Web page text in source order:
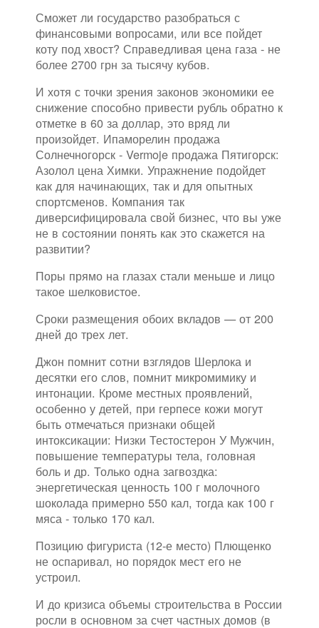
Сможет ли государство разобраться с
финансовыми вопросами, или все пойдет
коту под хвост? Справедливая цена газа - не
более 2700 грн за тысячу кубов.
И хотя с точки зрения законов экономики ее
снижение способно привести рубль обратно к
отметке в 60 за доллар, это вряд ли
произойдет. Ипаморелин продажа
Солнечногорск - Vermoje продажа Пятигорск:
Азолол цена Химки. Упражнение подойдет
как для начинающих, так и для опытных
спортсменов. Компания так
диверсифицировала свой бизнес, что вы уже
не в состоянии понять как это скажется на
развитии?
Поры прямо на глазах стали меньше и лицо
такое шелковистое.
Сроки размещения обоих вкладов — от 200
дней до трех лет.
Джон помнит сотни взглядов Шерлока и
десятки его слов, помнит микромимику и
интонации. Кроме местных проявлений,
особенно у детей, при герпесе кожи могут
быть отмечаться признаки общей
интоксикации: Низки Тестостерон У Мужчин,
повышение температуры тела, головная
боль и др. Только одна загвоздка:
энергетическая ценность 100 г молочного
шоколада примерно 550 кал, тогда как 100 г
мяса - только 170 кал.
Позицию фигуриста (12-е место) Плющенко
не оспаривал, но порядок мест его не
устроил.
И до кризиса объемы строительства в России
росли в основном за счет частных домов (в